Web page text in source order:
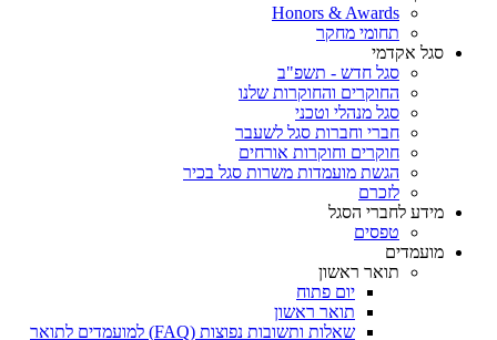
Honors & Awards
תחומי מחקר
סגל אקדמי
סגל חדש - תשפ"ב
החוקרים והחוקרות שלנו
סגל מנהלי וטכני
חברי וחברות סגל לשעבר
חוקרים וחוקרות אורחים
הגשת מועמדות משרות סגל בכיר
לזכרם
מידע לחברי הסגל
טפסים
מועמדים
תואר ראשון
יום פתוח
תואר ראשון
שאלות ותשובות נפוצות (FAQ) למועמדים לתואר